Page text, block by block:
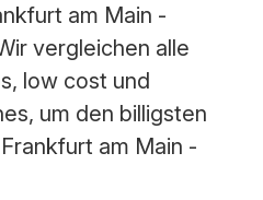
am Main -
vergleichen alle
low cost und
um den billigsten
am Main -